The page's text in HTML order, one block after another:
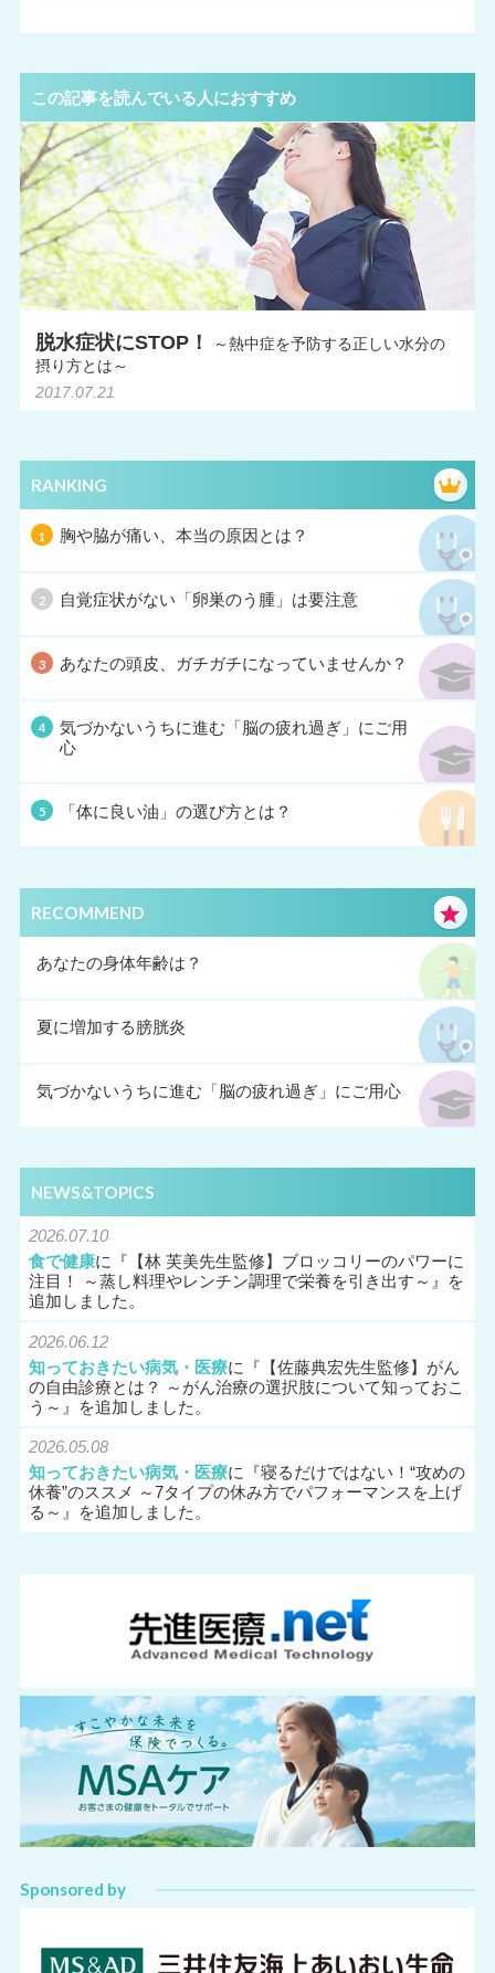
この記事を読んでいる人におすすめ
脱水症状にSTOP！
摂り方とは～
2017.07.21
RANKING
胸や脇が痛い、本当の原因とは？
自覚症状がない「卵巣のう腫」は要注意
あなたの頭皮、ガチガチになっていませんか？
気づかないうちに進む「脳の疲れ過ぎ」にご用
心
「体に良い油」の選び方とは？
RECOMMEND
あなたの身体年齢は？
夏に増加する膀胱炎
気づかないうちに進む「脳の疲れ過ぎ」にご用心
NEWS&TOPICS
2026.07.10
食で健康に『 【林 芙美先生監修】ブロッコリーのパワーに
注目！ ～蒸し料理やレンチン調理で栄養を引き出す～ 』を
追加しました。
2026.06.12
知っておきたい病気・医療に『 【佐藤典宏先生監修】がん
の自由診療とは？ ～がん治療の選択肢について知っておこ
う～ 』を追加しました。
2026.05.08
知っておきたい病気・医療に『寝るだけではない！“攻めの
休養”のススメ ～7タイプの休み方でパフォーマンスを上げ
る～ 』を追加しました。
Sponsored by